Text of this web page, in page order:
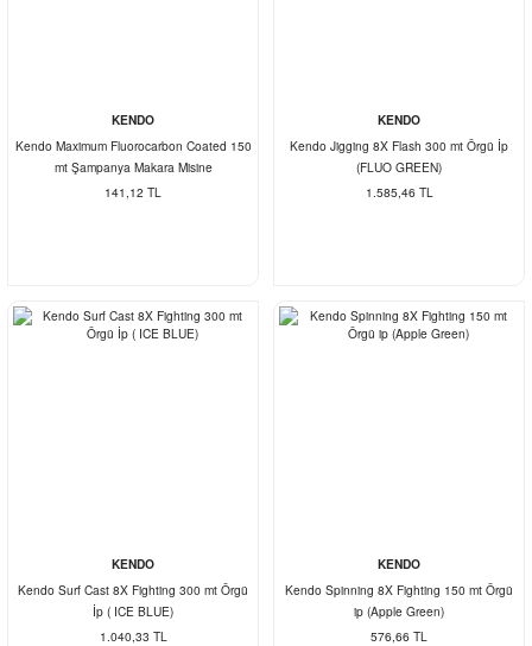
KENDO
Kendo Maximum Fluorocarbon Coated 150
mt Şampanya Makara Misine
141,12 TL
KENDO
Kendo Jigging 8X Flash 300 mt Örgü İp
(FLUO GREEN)
1.585,46 TL
KENDO
Kendo Surf Cast 8X Fighting 300 mt Örgü
İp ( ICE BLUE)
1.040,33 TL
KENDO
Kendo Spinning 8X Fighting 150 mt Örgü
ip (Apple Green)
576,66 TL